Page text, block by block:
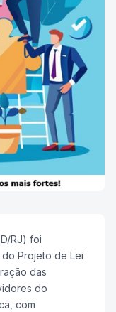
RJ) foi
Projeto de Lei
das
do
com